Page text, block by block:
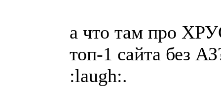
а что там про
топ-1 сайта без
:laugh:.